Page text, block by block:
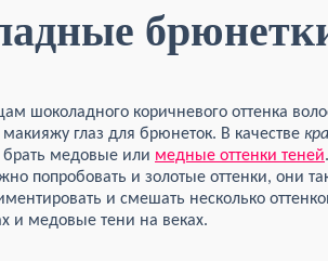
шоколадного коричневого оттенка
макияжу глаз для брюнеток. В качестве
брать медовые или медные оттенки теней
попробовать и золотые оттенки, они
и смешать несколько
и медовые тени на веках.